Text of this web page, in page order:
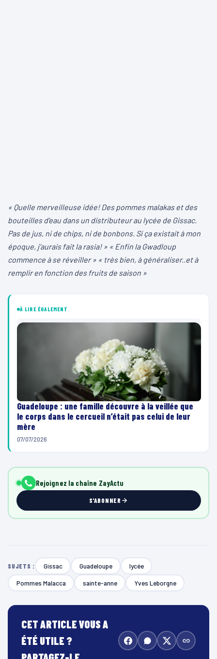
« Quelle merveilleuse idée! Des pommes malakas et des
bouteilles d’eau dans un distributeur au lycée de Gissac.
Pas de jus, ni de chips, ni de bonbons. Si ça existait à mon
époque, j’aurais fait la rasia! » « Enfin la Gwadloup
commence à se réveiller » « très bien, à généraliser..et à
remplir en fonction des fruits de saison »
À LIRE ÉGALEMENT
Guadeloupe : une famille découvre à la veillée que
le corps dans le cercueil n’était pas celui de leur
mère
07/07/2026
Rejoignez la chaîne ZayActu
S'ABONNER
SUJETS : Gissac Guadeloupe lycée
Pommes Malacca sainte-anne Yves Leborgne
CET ARTICLE VOUS A
ÉTÉ UTILE ?